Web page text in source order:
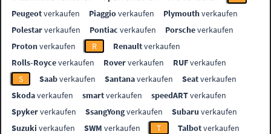
Peugeotverkaufen Piaggioverkaufen Plymouthverkaufen
Polestarverkaufen Pontiac verkaufen Porscheverkaufen
Protonverkaufen R Renaultverkaufen
Rolls-Royceverkaufen Roververkaufen RUFverkaufen
S
Saabverkaufen Santanaverkaufen Seatverkaufen
Skodaverkaufen smartverkaufen speedARTverkaufen
Spykerverkaufen SsangYongverkaufen Subaru verkaufen
Suzuki verkaufen SWM verkaufen T Talbotverkaufen